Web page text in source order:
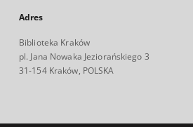
Adres
Biblioteka Kraków
pl. Jana Nowaka Jeziorańskiego 3
31-154 Kraków, POLSKA